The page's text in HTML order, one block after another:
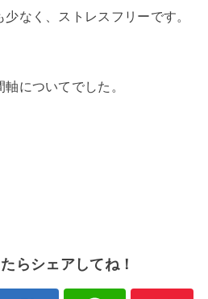
なく、ストレスフリーです。
についてでした。
らシェアしてね！